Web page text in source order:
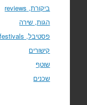
ביקורת, reviews
הגות, שירה
פסטיבל, festivals
קישורים
שוטף
שכנים